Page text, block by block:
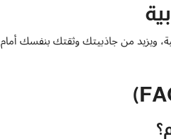
ويزيد من جاذبيتك وثقتك بنفسك أمام